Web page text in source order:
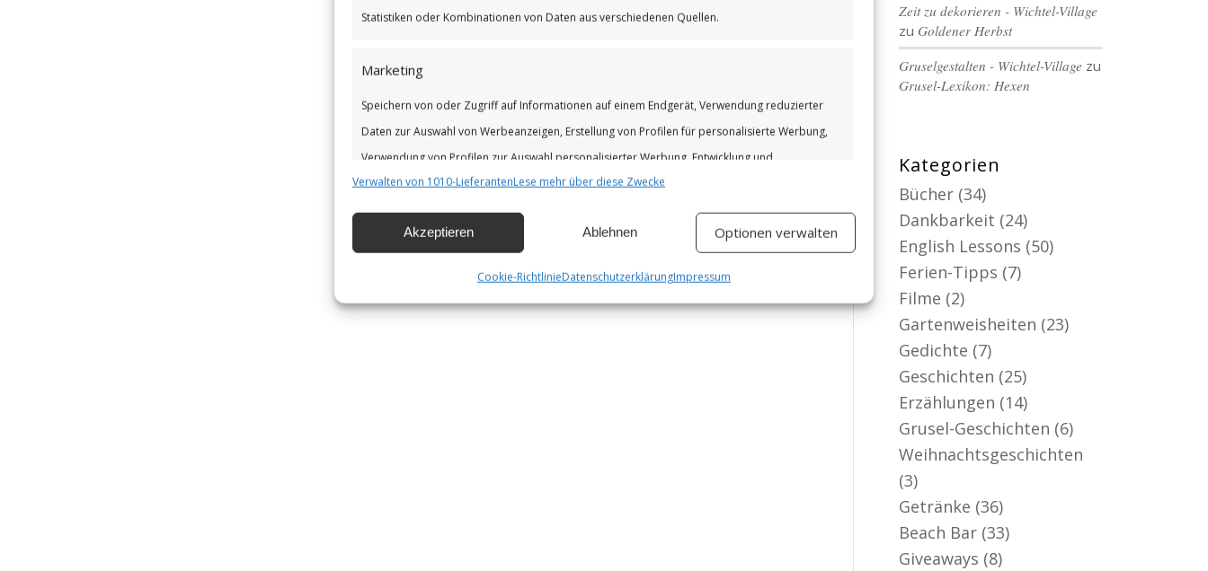
Statistiken oder Kombinationen von Daten aus verschiedenen Quellen.
Marketing
Speichern von oder Zugriff auf Informationen auf einem Endgerät, Verwendung reduzierter
Daten zur Auswahl von Werbeanzeigen, Erstellung von Profilen für personalisierte Werbung,
Verwendung von Profilen zur Auswahl personalisierter Werbung, Entwicklung und
Verbesserung der Angebote.
Eigenschaften Immer aktiv
Abgleichung und Kombination von Daten aus unterschiedlichen Quellen,
Verwalten von 1010-LieferantenLese mehr über diese Zwecke
Akzeptieren Ablehnen Optionen verwalten
Cookie-RichtlinieDatenschutzerklärungImpressum
Zeit zu dekorieren - Wichtel-Village
zuGoldener Herbst
Gruselgestalten - Wichtel-Village zu
Grusel-Lexikon: Hexen
Kategorien
Bücher (34)
Dankbarkeit (24)
English Lessons (50)
Ferien-Tipps (7)
Filme (2)
Gartenweisheiten (23)
Gedichte (7)
Geschichten (25)
Erzählungen (14)
Grusel-Geschichten (6)
Weihnachtsgeschichten
(3)
Getränke (36)
Beach Bar (33)
Giveaways (8)